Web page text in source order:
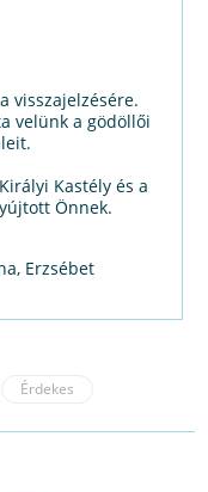
visszajelzésére.
velünk a gödöllői
Kastély és a
Önnek.
Erzsébet
Érdekes